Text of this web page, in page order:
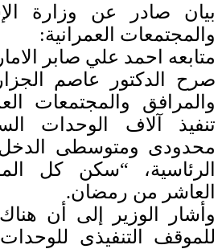
بيان صادر عن وزارة
والمجتمعات العمرانية:
متابعه احمد علي صابر
صرح الدكتور عاصم
والمرافق والمجتمعات
تنفيذ آلاف الوحدات
محدودى ومتوسطى
الرئاسية، “سكن كل
العاشر من رمضان.
وأشار الوزير إلى أن
للموقف التنفيذى